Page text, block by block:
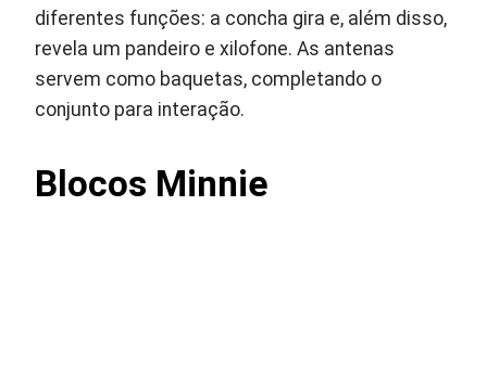
diferentes funções: a concha gira e, além disso,
revela um pandeiro e xilofone. As antenas
servem como baquetas, completando o
conjunto para interação.
Blocos Minnie